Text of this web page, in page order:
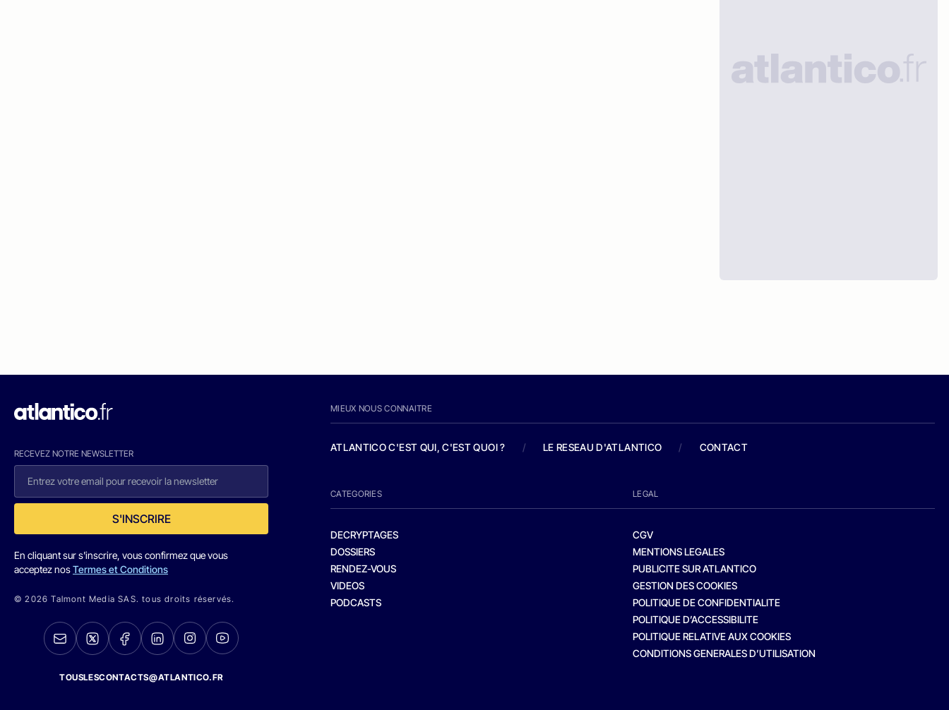
RECEVEZ NOTRE NEWSLETTER
S'INSCRIRE
En cliquant sur s'inscrire, vous confirmez que vous
acceptez nosTermes et Conditions
© 2026 Talmont Media SAS. tous droits réservés.
TOUSLESCONTACTS@ATLANTICO.FR
MIEUX NOUS CONNAITRE
ATLANTICO C'EST QUI, C'EST QUOI ? / LE RESEAU D'ATLANTICO / CONTACT
CATEGORIES
DECRYPTAGES
DOSSIERS
RENDEZ-VOUS
VIDEOS
PODCASTS
LEGAL
CGV
MENTIONS LEGALES
PUBLICITE SUR ATLANTICO
GESTION DES COOKIES
POLITIQUE DE CONFIDENTIALITE
POLITIQUE D’ACCESSIBILITE
POLITIQUE RELATIVE AUX COOKIES
CONDITIONS GENERALES D’UTILISATION